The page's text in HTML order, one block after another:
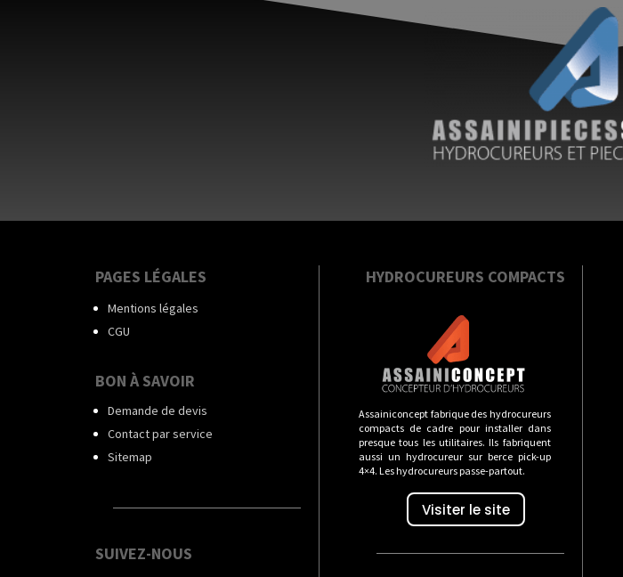
PAGES LÉGALES
Mentions légales
CGU
BON À SAVOIR
Demande de devis
Contact par service
Sitemap
SUIVEZ-NOUS
HYDROCUREURS COMPACTS
Assainiconcept fabrique des hydrocureurs
compacts de cadre pour installer dans
presque tous les utilitaires. Ils fabriquent
aussi un hydrocureur sur berce pick-up
4×4. Les hydrocureurs passe-partout.
Visiter le site